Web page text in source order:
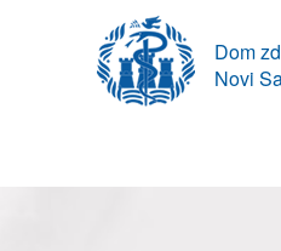
Dom
Novi